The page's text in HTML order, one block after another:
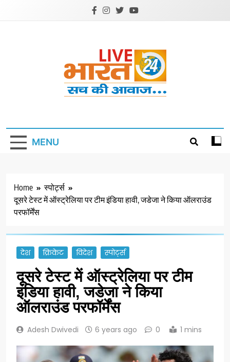
MENU
Home
स्पोर्ट्स
दूसरे टेस्ट में ऑस्ट्रेलिया पर टीम इंडिया हावी, जडेजा ने किया ऑलराउंड
परफॉर्मेंस
देश क्रिकेट विदेश स्पोर्ट्स
दूसरे टेस्ट में ऑस्ट्रेलिया पर टीम
इंडिया हावी, जडेजा ने किया
ऑलराउंड परफॉर्मेंस
Adesh Dwivedi 6 years ago 0 1 mins